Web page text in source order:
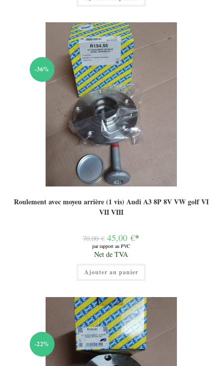
25,00 €.
-36%
Roulement avec moyeu arrière (1 vis) Audi A3 8P 8V VW golf VI
VII VIII
70,00€ Le
prix
initial
était :
70,00 €.
45,00 €*
par rapport au PVC
Le
prix
actuel
est :
45,00 €.
Net de TVA
Ajouter au panier
-22%